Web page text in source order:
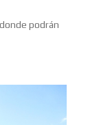
podrán